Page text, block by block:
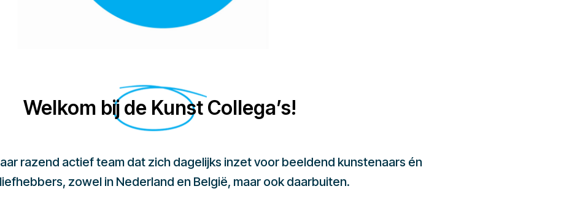
Welkom bij de Kunst Collega’s!
razend actief team dat zich dagelijks inzet voor beeldend kunstenaars én
zowel in Nederland en België, maar ook daarbuiten.